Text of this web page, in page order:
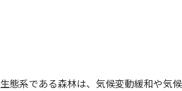
態系である森林は、気候変動緩和や気候